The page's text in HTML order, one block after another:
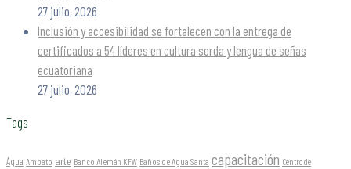
27 julio, 2026
Inclusión y accesibilidad se fortalecen con la entrega de
certificados a 54 líderes en cultura sorda y lengua de señas
ecuatoriana
27 julio, 2026
Tags
Agua Ambato arte Banco Alemán KFW Baños de Agua Santa capacitación Centro de